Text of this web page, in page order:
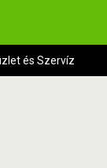
és Szervíz